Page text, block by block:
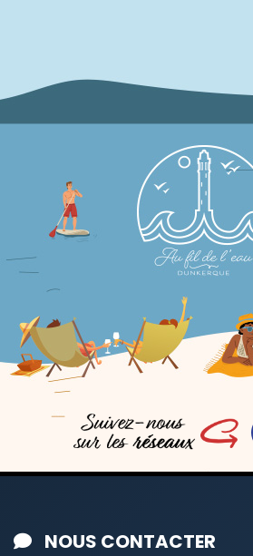
NOUS CONTACTER